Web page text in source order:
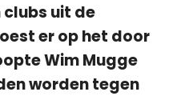
uit de
er op het door
Wim Mugge
worden tegen